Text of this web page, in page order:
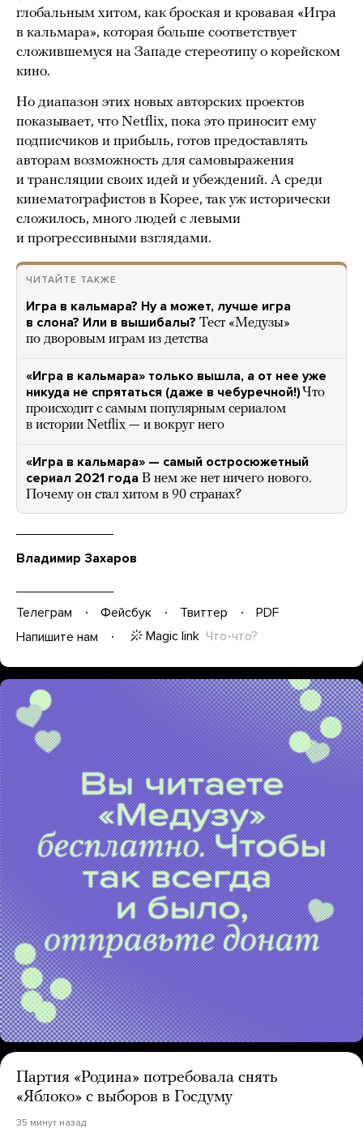
глобальным хитом, как броская и кровавая «Игра
в кальмара», которая больше соответствует
сложившемуся на Западе стереотипу о корейском
кино.
Но диапазон этих новых авторских проектов
показывает, что Netflix, пока это приносит ему
подписчиков и прибыль, готов предоставлять
авторам возможность для самовыражения
и трансляции своих идей и убеждений. А среди
кинематографистов в Корее, так уж исторически
сложилось, много людей с левыми
и прогрессивными взглядами.
ЧИТАЙТЕ ТАКЖЕ
Игра в кальмара? Ну а может, лучше игра
в слона? Или в вышибалы? Тест «Медузы»
по дворовым играм из детства
«Игра в кальмара» только вышла, а от нее уже
никуда не спрятаться (даже в чебуречной!) Что
происходит с самым популярным сериалом
в истории Netflix — и вокруг него
«Игра в кальмара» — самый остросюжетный
сериал 2021 года В нем же нет ничего нового.
Почему он стал хитом в 90 странах?
Владимир Захаров
Телеграм Фейсбук Твиттер
PDF
Напишите нам
Magic link Что-что?
Партия «Родина» потребовала снять
«Яблоко» с выборов в Госдуму
35 минут назад